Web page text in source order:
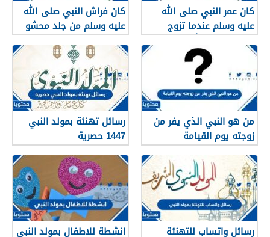
كان عمر النبي صلى الله
عليه وسلم عندما تزوج
خديجة رضي الله عنها،
25عاما و كان عمرها هي40
عاما.
كان فراش النبي صلى الله
عليه وسلم من جلد محشو
بالليف ووسادته كان
حشوها الليف
من هو النبي الذي يفر من
زوجته يوم القيامة
رسائل تهنئة بمولد النبي
1447 حصرية
رسائل واتساب للتهنئة
انشطة للاطفال بمولد النبي